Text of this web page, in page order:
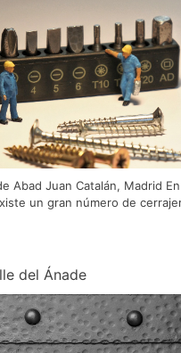
Abad Juan Catalán, Madrid
un gran número de
del Ánade